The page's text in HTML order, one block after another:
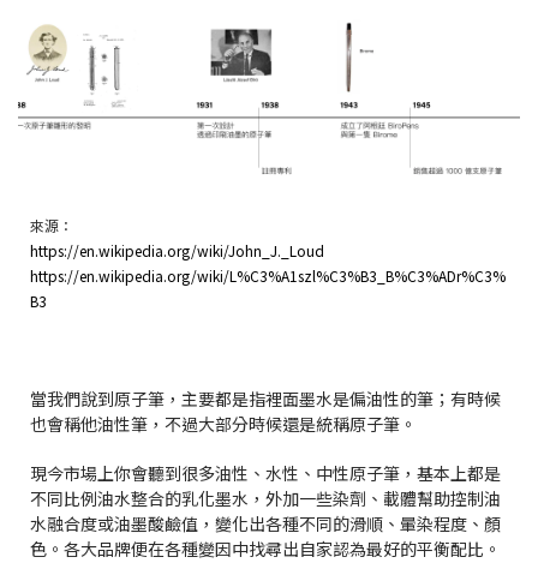
來源：
https://en.wikipedia.org/wiki/John_J._Loud
https://en.wikipedia.org/wiki/L%C3%A1szl%C3%B3_B%C3%ADr%C3%
B3
當我們說到原子筆，主要都是指裡面墨水是偏油性的筆；有時候
也會稱他油性筆，不過大部分時候還是統稱原子筆。
現今市場上你會聽到很多油性、水性、中性原子筆，基本上都是
不同比例油水整合的乳化墨水，外加一些染劑、載體幫助控制油
水融合度或油墨酸鹼值，變化出各種不同的滑順、暈染程度、顏
色。各大品牌便在各種變因中找尋出自家認為最好的平衡配比。